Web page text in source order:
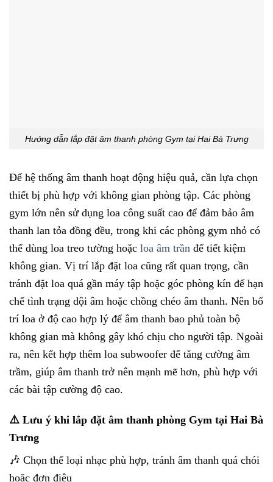
Hướng dẫn lắp đặt âm thanh phòng Gym tại Hai Bà Trưng
Để hệ thống âm thanh hoạt động hiệu quả, cần lựa chọn
thiết bị phù hợp với không gian phòng tập. Các phòng
gym lớn nên sử dụng loa công suất cao để đảm bảo âm
thanh lan tỏa đồng đều, trong khi các phòng gym nhỏ có
thể dùng loa treo tường hoặc loa âm trần để tiết kiệm
không gian. Vị trí lắp đặt loa cũng rất quan trọng, cần
tránh đặt loa quá gần máy tập hoặc góc phòng kín để hạn
chế tình trạng dội âm hoặc chồng chéo âm thanh. Nên bố
trí loa ở độ cao hợp lý để âm thanh bao phủ toàn bộ
không gian mà không gây khó chịu cho người tập. Ngoài
ra, nên kết hợp thêm loa subwoofer để tăng cường âm
trầm, giúp âm thanh trở nên mạnh mẽ hơn, phù hợp với
các bài tập cường độ cao.
⚠️ Lưu ý khi lắp đặt âm thanh phòng Gym tại Hai Bà
Trưng
🎶 Chọn thể loại nhạc phù hợp, tránh âm thanh quá chói
hoặc đơn điệu